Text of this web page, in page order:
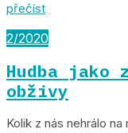
přečíst
2/2020
Hudba jako
obživy
Kolik z nás nehrálo